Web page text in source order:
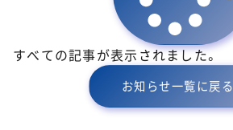
すべての記事が表示されました。
お知らせ一覧に戻る